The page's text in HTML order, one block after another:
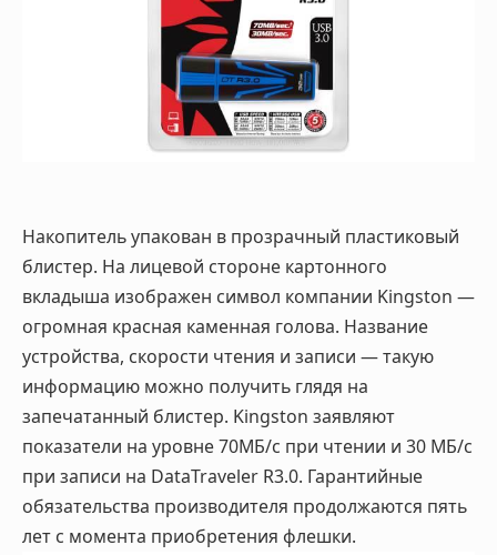
Накопитель упакован в прозрачный пластиковый
блистер. На лицевой стороне картонного
вкладыша изображен символ компании Kingston —
огромная красная каменная голова. Название
устройства, скорости чтения и записи — такую
информацию можно получить глядя на
запечатанный блистер. Kingston заявляют
показатели на уровне 70МБ/с при чтении и 30 МБ/с
при записи на DataTraveler R3.0. Гарантийные
обязательства производителя продолжаются пять
лет с момента приобретения флешки.